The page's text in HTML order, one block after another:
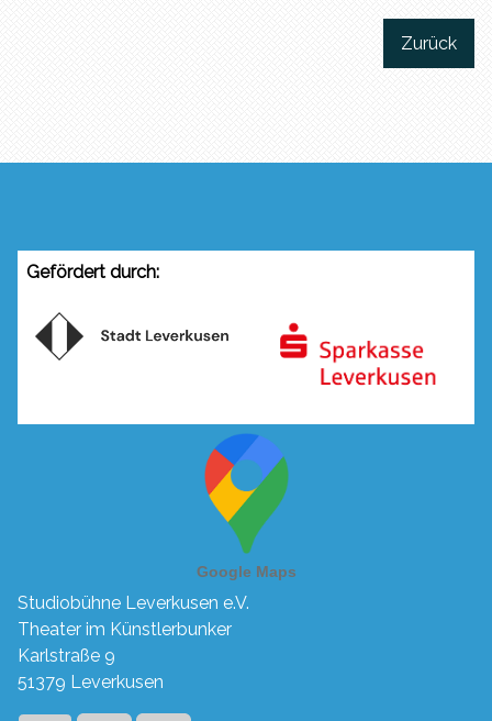
Zurück
Gefördert durch:
Studiobühne Leverkusen e.V.
Theater im Künstlerbunker
Karlstraße 9
51379 Leverkusen